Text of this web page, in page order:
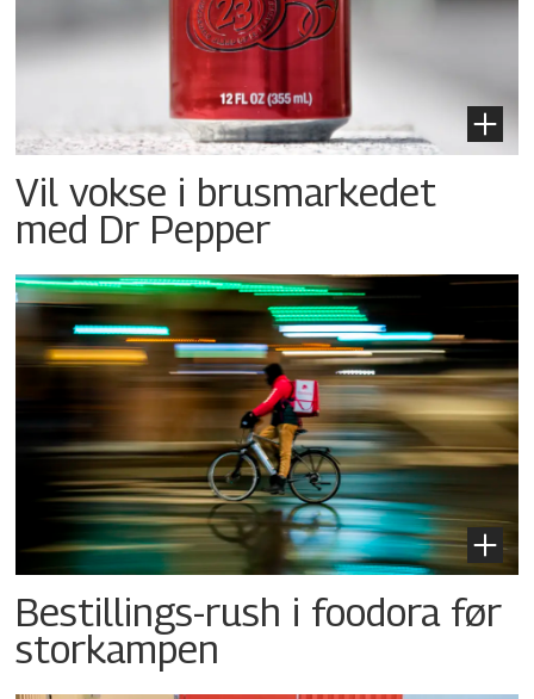
Vil vokse i brusmarkedet
med Dr Pepper
Bestillings-rush i foodora før
storkampen